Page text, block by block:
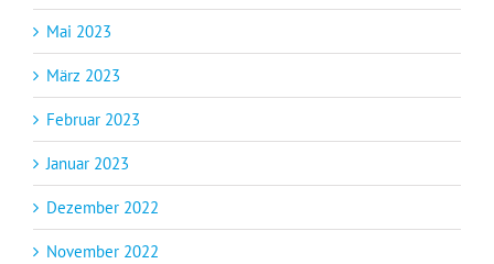
Mai 2023
März 2023
Februar 2023
Januar 2023
Dezember 2022
November 2022